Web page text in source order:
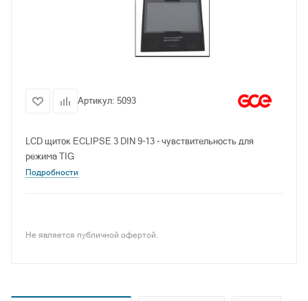
Артикул: 5093
LCD щиток ECLIPSE 3 DIN 9-13 - чувствительность для
режима TIG
Подробности
Не является публичной офертой.